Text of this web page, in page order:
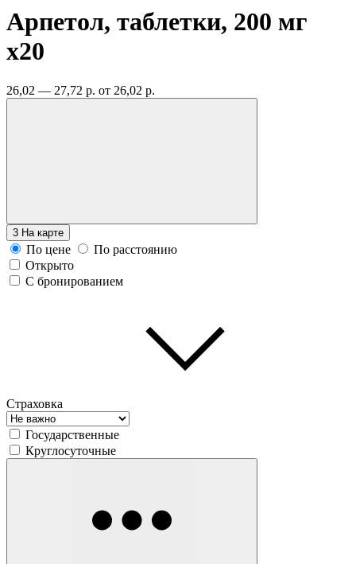
Арпетол, таблетки, 200 мг
x20
26,02 — 27,72 р. от 26,02 р.
3 На карте
По цене
По расстоянию
Открыто
С бронированием
Страховка
Государственные
Круглосуточные